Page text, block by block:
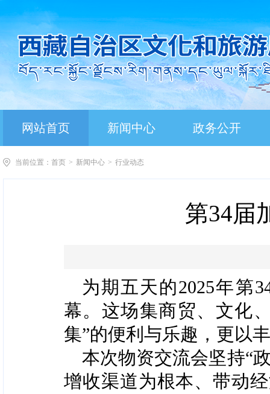
网站首页 新闻中心 政务公开
当前位置： 首页 > 新闻中心 > 行业动态
第34届
为期五天的2025年第
幕。这场集商贸、文化
集”的便利与乐趣，更以
本次物资交流会坚持“
增收渠道为根本、带动